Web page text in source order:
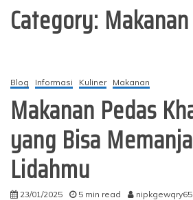
Category: Makanan
Blog Informasi Kuliner Makanan
Makanan Pedas
yang Bisa
Lidahmu
23/01/2025 5 min read